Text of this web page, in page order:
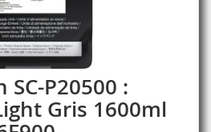
SC-P20500 :
Gris 1600ml